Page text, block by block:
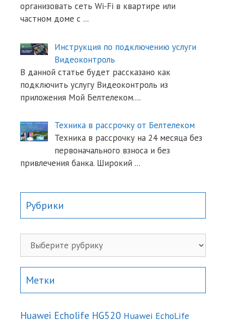
организовать сеть Wi-Fi в квартире или
частном доме с ...
Инструкция по подключению услуги
Видеоконтроль
В данной статье будет рассказано как
подключить услугу Видеоконтроль из
приложения Мой Белтелеком....
Техника в рассрочку от Белтелеком
Техника в рассрочку на 24 месяца без
первоначального взноса и без
привлечения банка. Широкий ...
Рубрики
Рубрики
Метки
Huawei Echolife HG520 Huawei EchoLife